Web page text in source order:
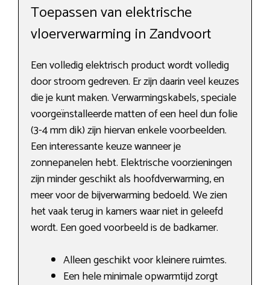
Toepassen van elektrische
vloerverwarming in Zandvoort
Een volledig elektrisch product wordt volledig
door stroom gedreven. Er zijn daarin veel keuzes
die je kunt maken. Verwarmingskabels, speciale
voorgeïnstalleerde matten of een heel dun folie
(3-4 mm dik) zijn hiervan enkele voorbeelden.
Een interessante keuze wanneer je
zonnepanelen hebt. Elektrische voorzieningen
zijn minder geschikt als hoofdverwarming, en
meer voor de bijverwarming bedoeld. We zien
het vaak terug in kamers waar niet in geleefd
wordt. Een goed voorbeeld is de badkamer.
Alleen geschikt voor kleinere ruimtes.
Een hele minimale opwarmtijd zorgt